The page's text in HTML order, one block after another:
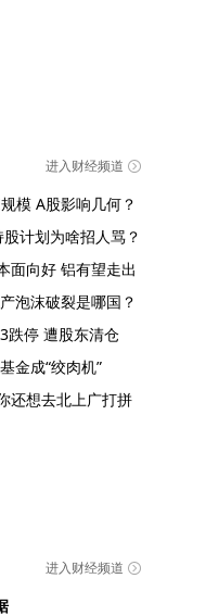
进入财经频道
模 A股影响几何？
计划为啥招人骂？
面向好 铝有望走出
泡沫破裂是哪国？
跌停 遭股东清仓
金成“绞肉机”
还想去北上广打拼
进入财经频道